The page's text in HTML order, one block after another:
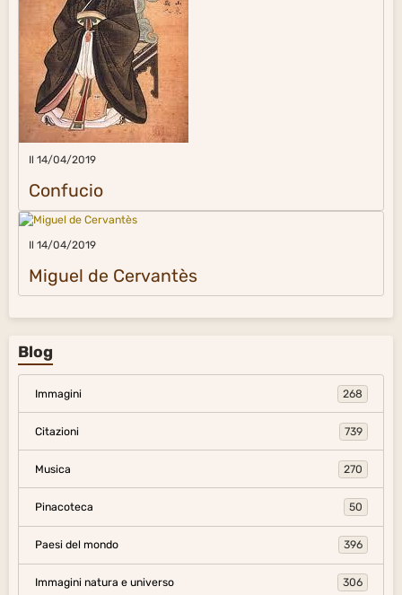
Il 14/04/2019
Confucio
Il 14/04/2019
Miguel de Cervantès
Blog
Immagini 268
Citazioni 739
Musica 270
Pinacoteca 50
Paesi del mondo 396
Immagini natura e universo 306